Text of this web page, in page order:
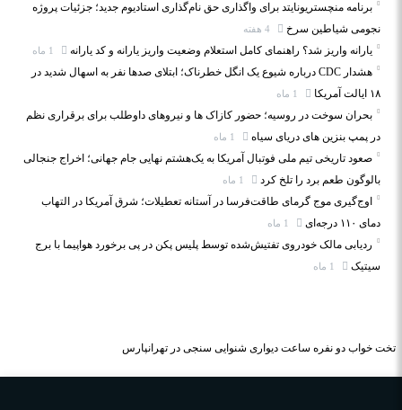
برنامه منچستریونایتد برای واگذاری حق نام‌گذاری استادیوم جدید؛ جزئیات پروژه
نجومی شیاطین سرخ
یارانه واریز شد؟ راهنمای کامل استعلام وضعیت واریز یارانه و کد یارانه
هشدار CDC درباره شیوع یک انگل خطرناک؛ ابتلای صدها نفر به اسهال شدید در
۱۸ ایالت آمریکا
بحران سوخت در روسیه؛ حضور کازاک‌ ها و نیروهای داوطلب برای برقراری نظم
در پمپ بنزین‌ های دریای سیاه
صعود تاریخی تیم ملی فوتبال آمریکا به یک‌هشتم نهایی جام جهانی؛ اخراج جنجالی
بالوگون طعم برد را تلخ کرد
اوج‌گیری موج گرمای طاقت‌فرسا در آستانه تعطیلات؛ شرق آمریکا در التهاب
دمای ۱۱۰ درجه‌ای
ردیابی مالک خودروی تفتیش‌شده توسط پلیس پکن در پی برخورد هواپیما با برج
سیتیک
تخت خواب دو نفره ساعت دیواری شنوایی سنجی در تهرانپارس